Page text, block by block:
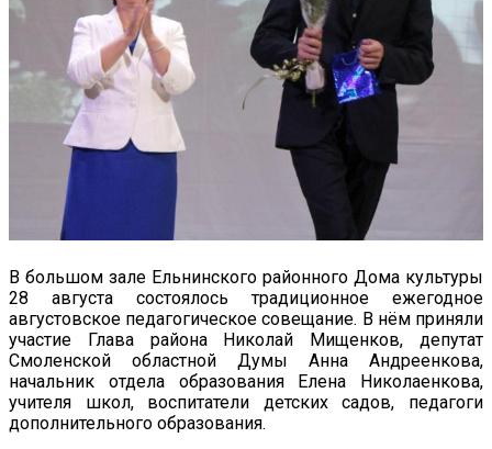
В большом зале Ельнинского районного Дома культуры
28 августа состоялось традиционное ежегодное
августовское педагогическое совещание. В нём приняли
участие Глава района Николай Мищенков, депутат
Смоленской областной Думы Анна Андреенкова,
начальник отдела образования Елена Николаенкова,
учителя школ, воспитатели детских садов, педагоги
дополнительного образования.